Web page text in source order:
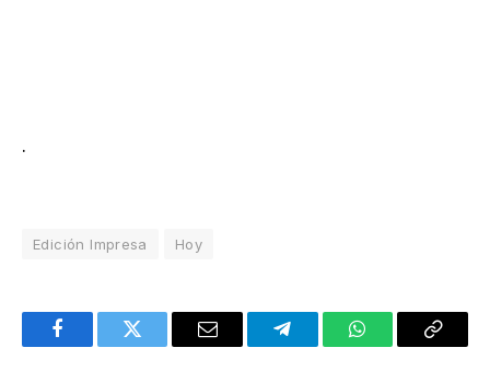
.
Edición Impresa Hoy
FacebookTwitter Email TelegramWhatsAppCopy